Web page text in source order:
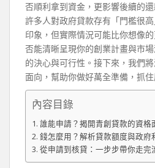
否順利拿到資金，更影響後續的
許多人對政府貸款存有「門檻很
印象，但實際情況可能比你想像
否能清晰呈現你的創業計畫與市
的決心與可行性。接下來，我們
面向，幫助你做好萬全準備，抓
內容目錄
誰能申請？揭開青創貸款的資格
錢怎麼用？解析貸款額度與政府
從申請到核貸：一步步帶你走完